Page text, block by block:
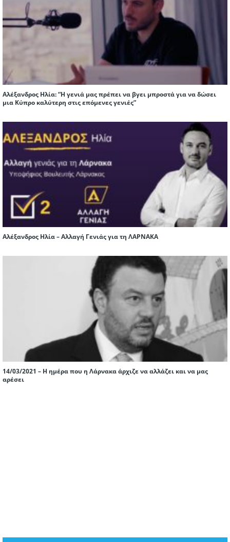
Αλέξανδρος Ηλία: “Η γενιά μας πρέπει να βγει μπροστά για να δώσει
μια Κύπρο καλύτερη στις επόμενες γενιές”
Αλέξανδρος Ηλία – Αλλαγή Γενιάς για τη ΛΑΡΝΑΚΑ
14/03/2021 – Η ημέρα που η Λάρνακα άρχιζε να αλλάζει και να μας
αρέσει